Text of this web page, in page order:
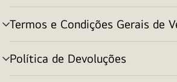
menu
Termos e Condições Gerais de
alternar
menu
Política de Devoluções
alternar
menu